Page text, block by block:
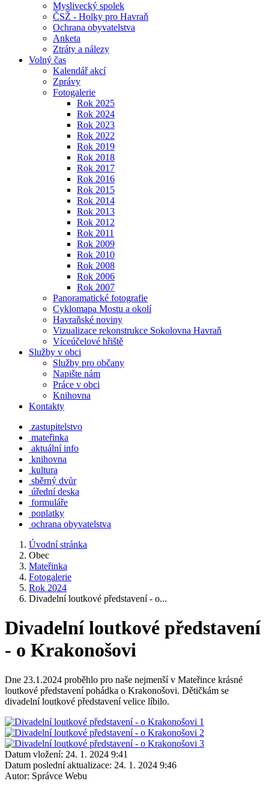
Myslivecký spolek
ČSŽ - Holky pro Havraň
Ochrana obyvatelstva
Anketa
Ztráty a nálezy
Volný čas
Kalendář akcí
Zprávy
Fotogalerie
Rok 2025
Rok 2024
Rok 2023
Rok 2022
Rok 2019
Rok 2018
Rok 2017
Rok 2016
Rok 2015
Rok 2014
Rok 2013
Rok 2012
Rok 2011
Rok 2009
Rok 2010
Rok 2008
Rok 2006
Rok 2007
Panoramatické fotografie
Cyklomapa Mostu a okolí
Havraňské noviny
Vizualizace rekonstrukce Sokolovna Havraň
Víceúčelové hřiště
Služby v obci
Služby pro občany
Napište nám
Práce v obci
Knihovna
Kontakty
zastupitelstvo
mateřinka
aktuální info
knihovna
kultura
sběrný dvůr
úřední deska
formuláře
poplatky
ochrana obyvatelstva
Úvodní stránka
Obec
Mateřinka
Fotogalerie
Rok 2024
Divadelní loutkové představení - o...
Divadelní loutkové představení
- o Krakonošovi
Dne 23.1.2024 proběhlo pro naše nejmenší v Mateřince krásné
loutkové představení pohádka o Krakonošovi. Dětičkám se
divadelní loutkové představení velice líbilo.
Datum vložení: 24. 1. 2024 9:41
Datum poslední aktualizace: 24. 1. 2024 9:46
Autor: Správce Webu